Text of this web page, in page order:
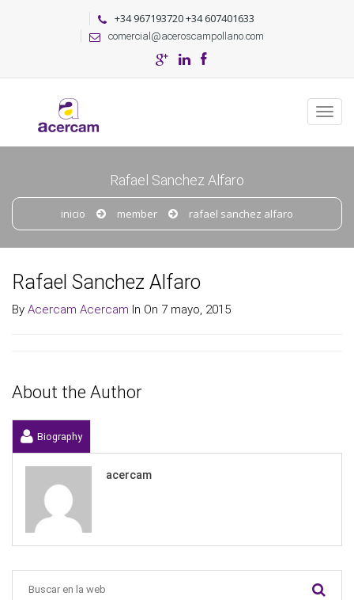
+34 967193720 +34 607401633
comercial@aceroscampollano.com
Rafael Sanchez Alfaro
inicio member rafael sanchez alfaro
Rafael Sanchez Alfaro
By Acercam Acercam In On 7 mayo, 2015
About the Author
Biography
acercam